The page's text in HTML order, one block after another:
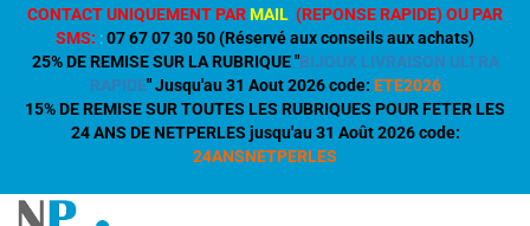
CONTACT UNIQUEMENT PARMAIL (REPONSE RAPIDE) OU PAR
SMS: :07 67 07 30 50 (Réservé aux conseils aux achats)
25% DE REMISE SUR LA RUBRIQUE "BIJOUX LIVRAISON ULTRA
RAPIDE" Jusqu'au 31 Aout 2026 code: ETE2026
15% DE REMISE SUR TOUTES LES RUBRIQUES POUR FETER LES
24 ANS DE NETPERLES jusqu'au 31 Août 2026 code:
24ANSNETPERLES